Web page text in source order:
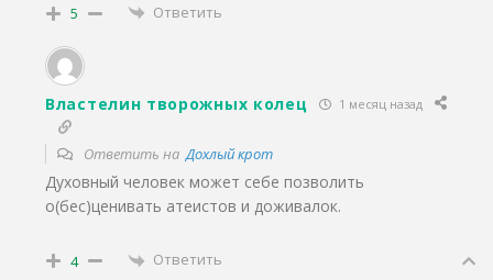
5 Ответить
Властелин творожных колец 1 месяц назад
Ответить наДохлый крот
Духовный человек может себе позволить
о(бес)ценивать атеистов и доживалок.
4 Ответить